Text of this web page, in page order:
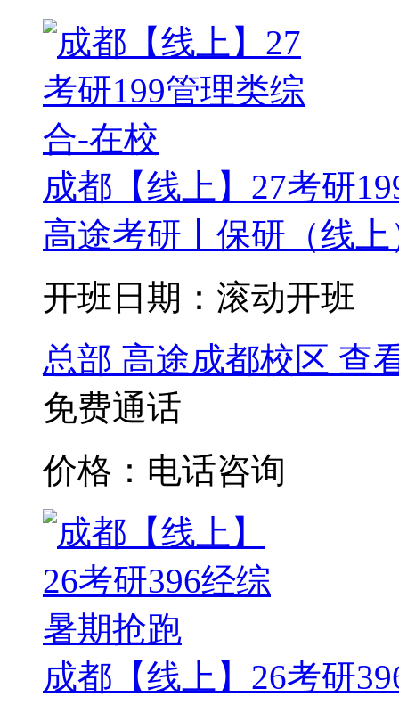
成都【线上】27考研
高途考研丨保研（线
开班日期：滚动开班
总部 高途成都校区 查
免费通话
价格：电话咨询
成都【线上】26考研